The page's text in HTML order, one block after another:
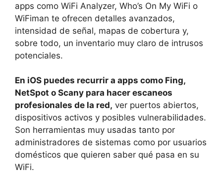
apps como WiFi Analyzer, Who’s On My WiFi o
WiFiman te ofrecen detalles avanzados,
intensidad de señal, mapas de cobertura y,
sobre todo, un inventario muy claro de intrusos
potenciales.
En iOS puedes recurrir a apps como Fing,
NetSpot o Scany para hacer escaneos
profesionales de la red, ver puertos abiertos,
dispositivos activos y posibles vulnerabilidades.
Son herramientas muy usadas tanto por
administradores de sistemas como por usuarios
domésticos que quieren saber qué pasa en su
WiFi.